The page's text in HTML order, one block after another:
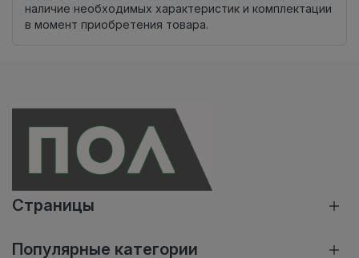
наличие необходимых характеристик и комплектации
в момент приобретения товара.
Страницы
Популярные категории